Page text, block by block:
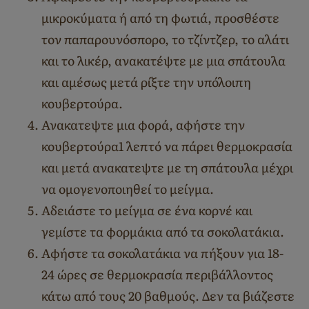
μικροκύματα ή από τη φωτιά, προσθέστε
τον παπαρουνόσπορο, το τζίντζερ, το αλάτι
και το λικέρ, ανακατέψτε με μια σπάτουλα
και αμέσως μετά ρίξτε την υπόλοιπη
κουβερτούρα.
Ανακατεψτε μια φορά, αφήστε την
κουβερτούρα1 λεπτό να πάρει θερμοκρασία
και μετά ανακατεψτε με τη σπάτουλα μέχρι
να ομογενοποιηθεί το μείγμα.
Αδειάστε το μείγμα σε ένα κορνέ και
γεμίστε τα φορμάκια από τα σοκολατάκια.
Αφήστε τα σοκολατάκια να πήξουν για 18-
24 ώρες σε θερμοκρασία περιβάλλοντος
κάτω από τους 20 βαθμούς. Δεν τα βιάζεστε